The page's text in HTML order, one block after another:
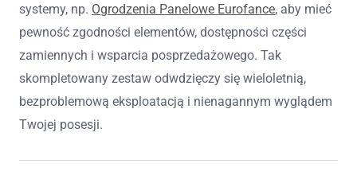
systemy, np. Ogrodzenia Panelowe Eurofance, aby mieć
pewność zgodności elementów, dostępności części
zamiennych i wsparcia posprzedażowego. Tak
skompletowany zestaw odwdzięczy się wieloletnią,
bezproblemową eksploatacją i nienagannym wyglądem
Twojej posesji.